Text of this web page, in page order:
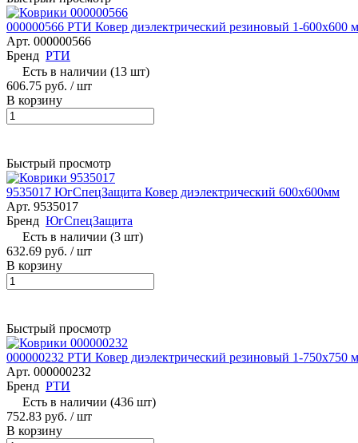
000000566 РТИ Ковер диэлектрический резиновый 1-600х600
Арт. 000000566
Бренд РТИ
Есть в наличии (13 шт)
606.75 руб. / шт
В корзину
Быстрый просмотр
9535017 ЮгСпецЗащита Ковер диэлектрический 600х600мм
Арт. 9535017
Бренд ЮгСпецЗащита
Есть в наличии (3 шт)
632.69 руб. / шт
В корзину
Быстрый просмотр
000000232 РТИ Ковер диэлектрический резиновый 1-750х750
Арт. 000000232
Бренд РТИ
Есть в наличии (436 шт)
752.83 руб. / шт
В корзину